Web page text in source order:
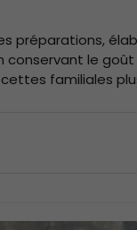
préparations,
conservant le
familiales